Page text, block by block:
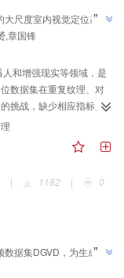
比（minimum point
失函数来进一步提升检
改进后的模型网络参数
average precision，
、YOLOv8m和Gold-
分别提高了6.3%、
适应网络摄像头下多种
比的模型，其性能优势
大尺度室内视觉定位基准
”
,章国锋
和增强现实等领域，是
数据集在重复纹理、对
挑战，缺少相应指标反
一个基于全景相机的大
应用中具有代表性的视觉
集，获取不同时间段下
算法对采集的数据进行
计（computer-aided
行定量和定性分析。此
定位率曲线，结合常
评估和分析。结果提出
| 1182 | 0
据集DGVD，为生成视
”